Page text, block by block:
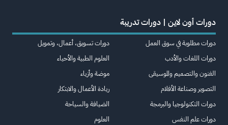
دورات أون لاين | دورات تدريبة
دورات مطلوبة في سوق العمل
دورات اللغات والأدب
الفنون والتصميم والموسيقى
التصوير وصناعة الأفلام
دورات التكنولوجيا والبرمجة
دورات علم النفس
دورات تسويق، أعمال، وتمويل
العلوم الطبية والأحياء
موضة وأزياء
ريادة الأعمال والابتكار
الضيافة والسياحة
العلوم